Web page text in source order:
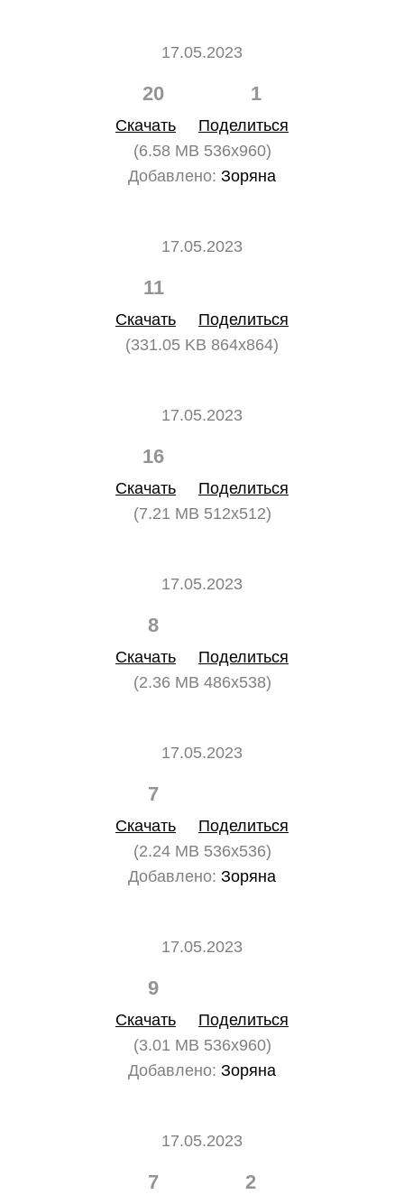
17.05.2023
20 1
Скачать
Поделиться
(6.58 MB 536x960)
Добавлено: Зоряна
17.05.2023
11
Скачать
Поделиться
(331.05 KB 864x864)
17.05.2023
16
Скачать
Поделиться
(7.21 MB 512x512)
17.05.2023
8
Скачать
Поделиться
(2.36 MB 486x538)
17.05.2023
7
Скачать
Поделиться
(2.24 MB 536x536)
Добавлено: Зоряна
17.05.2023
9
Скачать
Поделиться
(3.01 MB 536x960)
Добавлено: Зоряна
17.05.2023
7 2